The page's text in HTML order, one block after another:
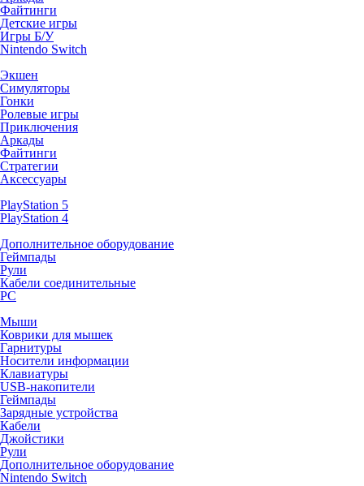
Файтинги
Детские игры
Игры Б/У
Nintendo Switch
Экшен
Симуляторы
Гонки
Ролевые игры
Приключения
Аркады
Файтинги
Стратегии
Аксессуары
PlayStation 5
PlayStation 4
Дополнительное оборудование
Геймпады
Рули
Кабели соединительные
PC
Мыши
Коврики для мышек
Гарнитуры
Носители информации
Клавиатуры
USB-накопители
Геймпады
Зарядные устройства
Кабели
Джойстики
Рули
Дополнительное оборудование
Nintendo Switch